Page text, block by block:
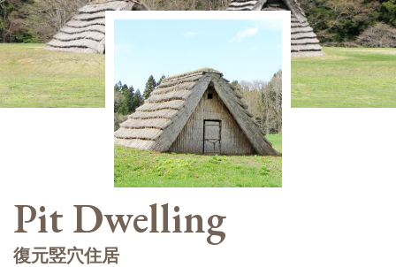
Pit Dwelling
復元竪穴住居